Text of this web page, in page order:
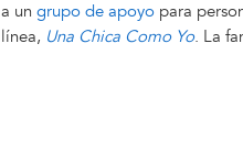
a un grupo de apoyo para
línea, Una Chica Como Yo. La